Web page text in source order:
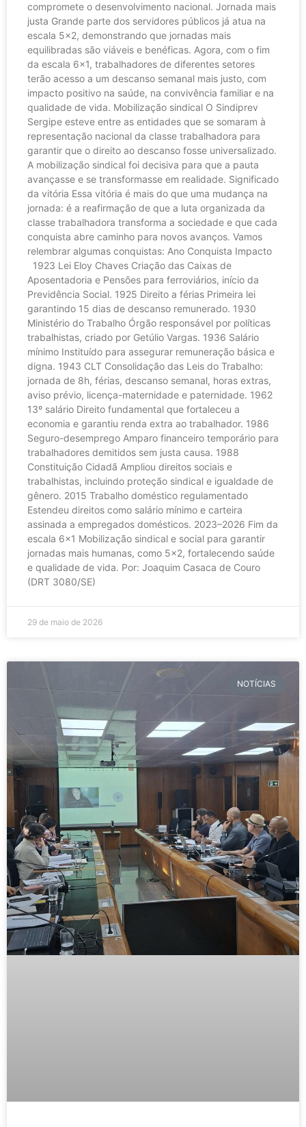
compromete o desenvolvimento nacional. Jornada mais
justa Grande parte dos servidores públicos já atua na
escala 5×2, demonstrando que jornadas mais
equilibradas são viáveis e benéficas. Agora, com o fim
da escala 6×1, trabalhadores de diferentes setores
terão acesso a um descanso semanal mais justo, com
impacto positivo na saúde, na convivência familiar e na
qualidade de vida. Mobilização sindical O Sindiprev
Sergipe esteve entre as entidades que se somaram à
representação nacional da classe trabalhadora para
garantir que o direito ao descanso fosse universalizado.
A mobilização sindical foi decisiva para que a pauta
avançasse e se transformasse em realidade. Significado
da vitória Essa vitória é mais do que uma mudança na
jornada: é a reafirmação de que a luta organizada da
classe trabalhadora transforma a sociedade e que cada
conquista abre caminho para novos avanços. Vamos
relembrar algumas conquistas: Ano Conquista Impacto
1923 Lei Eloy Chaves Criação das Caixas de
Aposentadoria e Pensões para ferroviários, início da
Previdência Social. 1925 Direito a férias Primeira lei
garantindo 15 dias de descanso remunerado. 1930
Ministério do Trabalho Órgão responsável por políticas
trabalhistas, criado por Getúlio Vargas. 1936 Salário
mínimo Instituído para assegurar remuneração básica e
digna. 1943 CLT Consolidação das Leis do Trabalho:
jornada de 8h, férias, descanso semanal, horas extras,
aviso prévio, licença-maternidade e paternidade. 1962
13º salário Direito fundamental que fortaleceu a
economia e garantiu renda extra ao trabalhador. 1986
Seguro-desemprego Amparo financeiro temporário para
trabalhadores demitidos sem justa causa. 1988
Constituição Cidadã Ampliou direitos sociais e
trabalhistas, incluindo proteção sindical e igualdade de
gênero. 2015 Trabalho doméstico regulamentado
Estendeu direitos como salário mínimo e carteira
assinada a empregados domésticos. 2023–2026 Fim da
escala 6×1 Mobilização sindical e social para garantir
jornadas mais humanas, como 5×2, fortalecendo saúde
e qualidade de vida. Por: Joaquim Casaca de Couro
(DRT 3080/SE)
29 de maio de 2026
NOTÍCIAS